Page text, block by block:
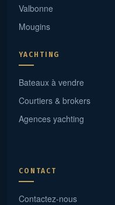
Valbonne
Mougins
YACHTING
Bateaux à vendre
Courtiers & brokers
Agences yachting
CONTACT
Contactez-nous